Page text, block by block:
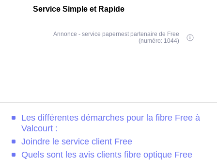
Service Simple et Rapide
Annonce - service papernest partenaire de Free
(numéro: 1044)
Les différentes démarches pour la fibre Free à
Valcourt :
Joindre le service client Free
Quels sont les avis clients fibre optique Free